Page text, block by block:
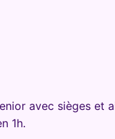
avec sièges et
1h.